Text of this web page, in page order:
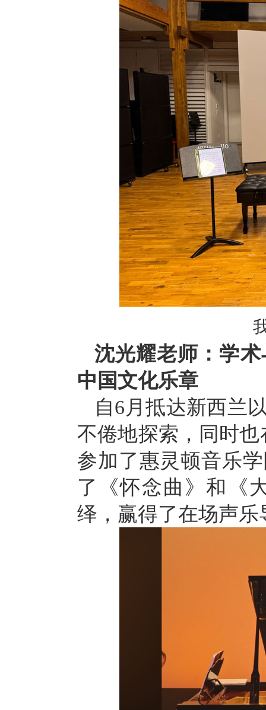
沈光耀老师：学
中国文化乐章
自6 月抵达新西兰
不倦地探索，同时
参加了惠灵顿音乐
了《怀念曲》和《
绎，赢得了在场声